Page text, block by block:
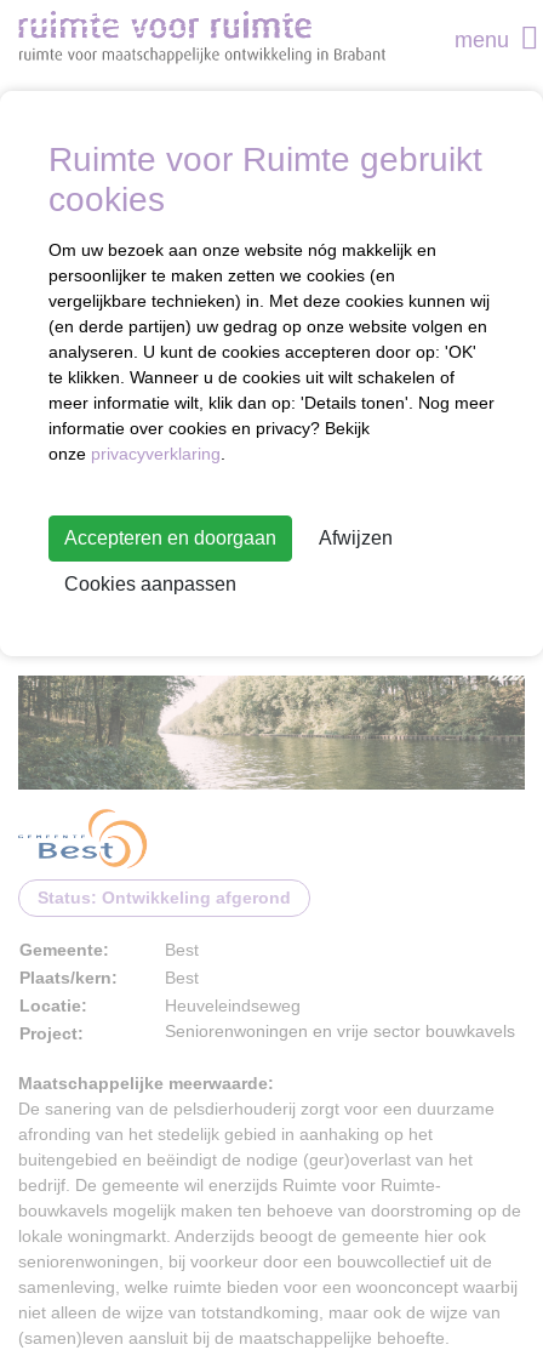
Ruimte voor Ruimte gebruikt
cookies
Om uw bezoek aan onze website nóg makkelijk en
persoonlijker te maken zetten we cookies (en
vergelijkbare technieken) in. Met deze cookies kunnen wij
(en derde partijen) uw gedrag op onze website volgen en
analyseren. U kunt de cookies accepteren door op: 'OK'
te klikken. Wanneer u de cookies uit wilt schakelen of
meer informatie wilt, klik dan op: 'Details tonen'. Nog meer
informatie over cookies en privacy? Bekijk
onze privacyverklaring
Accepteren en doorgaan Afwijzen
Cookies aanpassen
menu
Status: Ontwikkeling afgerond
Gemeente:
Best
Plaats/kern:
Best
Locatie:
Heuveleindseweg
Project:
Seniorenwoningen en vrije sector bouwkavels
Maatschappelijke meerwaarde:
De sanering van de pelsdierhouderij zorgt voor een duurzame
afronding van het stedelijk gebied in aanhaking op het
buitengebied en beëindigt de nodige (geur)overlast van het
bedrijf. De gemeente wil enerzijds Ruimte voor Ruimte-
bouwkavels mogelijk maken ten behoeve van doorstroming op de
lokale woningmarkt. Anderzijds beoogt de gemeente hier ook
seniorenwoningen, bij voorkeur door een bouwcollectief uit de
samenleving, welke ruimte bieden voor een woonconcept waarbij
niet alleen de wijze van totstandkoming, maar ook de wijze van
(samen)leven aansluit bij de maatschappelijke behoefte.